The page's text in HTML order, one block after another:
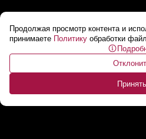
Продолжая просмотр контента и
принимаете Политику обработки
Принять
Лукашенко: Нам